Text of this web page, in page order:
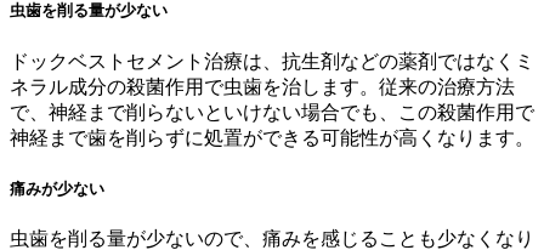
虫歯を削る量が少ない
ドックベストセメント治療は、抗生剤などの薬剤ではなくミ
ネラル成分の殺菌作用で虫歯を治します。従来の治療方法
で、神経まで削らないといけない場合でも、この殺菌作用で
神経まで歯を削らずに処置ができる可能性が高くなります。
痛みが少ない
虫歯を削る量が少ないので、痛みを感じることも少なくなり